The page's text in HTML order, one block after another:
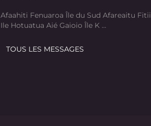
Afaahiti Fenuaroa Île du Sud Afareaitu Fitii
Ile Hotuatua Aié Gaioio Île K ...
TOUS LES MESSAGES